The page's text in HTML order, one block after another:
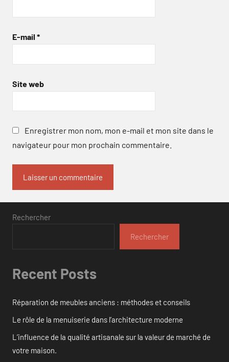
E-mail *
Site web
Enregistrer mon nom, mon e-mail et mon site dans le
navigateur pour mon prochain commentaire.
Rechercher
Rechercher
Recent Posts
Réparation de meubles anciens : méthodes et conseils
Le rôle de la menuiserie dans l’architecture moderne
L’influence de la qualité artisanale sur la valeur de marché de
votre maison.